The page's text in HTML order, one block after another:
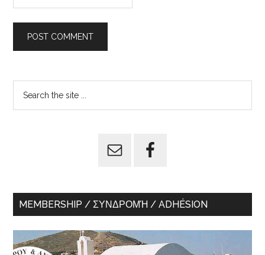
Primary
Sidebar
MEMBERSHIP / ΣΥΝΔΡΟΜΉ / ADHÉSION